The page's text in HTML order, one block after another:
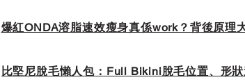
爆紅ONDA溶脂速效瘦身真係work？背後原理
比堅尼脫毛懶人包：Full Bikini脫毛位置、形